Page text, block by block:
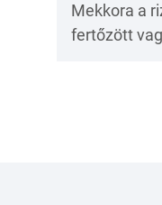
Mekkora a
fertőzött